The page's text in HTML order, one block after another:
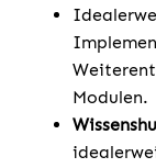
Modulen.